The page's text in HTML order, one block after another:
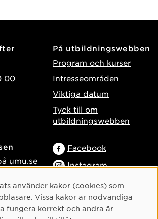
00
På utbildningswebben
Program och kurser
Intresseområden
Viktiga datum
Tyck till om
utbildningswebben
umu.se
Facebook
Instagram
TikTok
Youtube
LinkedIn
använder kakor (cookies) som
Vissa kakor är nödvändiga
fungera korrekt och andra är